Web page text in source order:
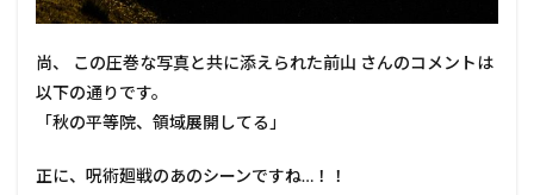
尚、 この圧巻な写真と共に添えられた前山 さんのコメントは
以下の通りです。
「秋の平等院、領域展開してる」
正に、呪術廻戦のあのシーンですね…！！